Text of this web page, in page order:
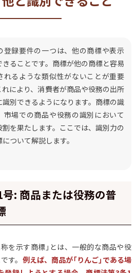
登録要件の一つは、他の商標や表示
きることです。商標が他の商標と容易
れるような類似性がないことが重要
れにより、消費者が商品や役務の出所
識別できるようになります。商標の識
市場での商品や役務の識別において
割を果たします。ここでは、識別力の
ついて解説します。
: 商品または役務の普
を示す商標」とは、一般的な商品や役
す。 例えば、商品が「りんご」である場